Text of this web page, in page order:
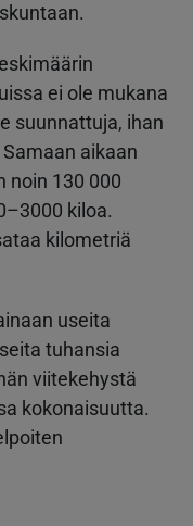
ei ole mukana
suunnattuja, ihan
aikaan
noin 130 000
kiloa.
kilometriä
useita
tuhansia
viitekehystä
kokonaisuutta.